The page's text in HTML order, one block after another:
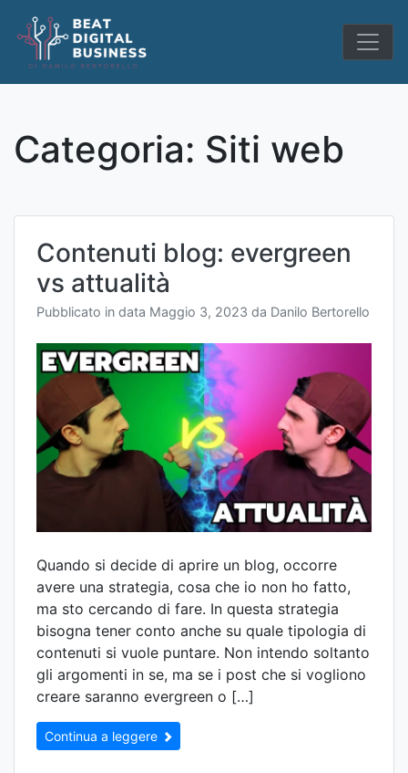
Categoria: Siti web
Contenuti blog: evergreen
vs attualità
Pubblicato in data Maggio 3, 2023 da Danilo Bertorello
Quando si decide di aprire un blog, occorre
avere una strategia, cosa che io non ho fatto,
ma sto cercando di fare. In questa strategia
bisogna tener conto anche su quale tipologia di
contenuti si vuole puntare. Non intendo soltanto
gli argomenti in se, ma se i post che si vogliono
creare saranno evergreen o […]
Continua a leggere